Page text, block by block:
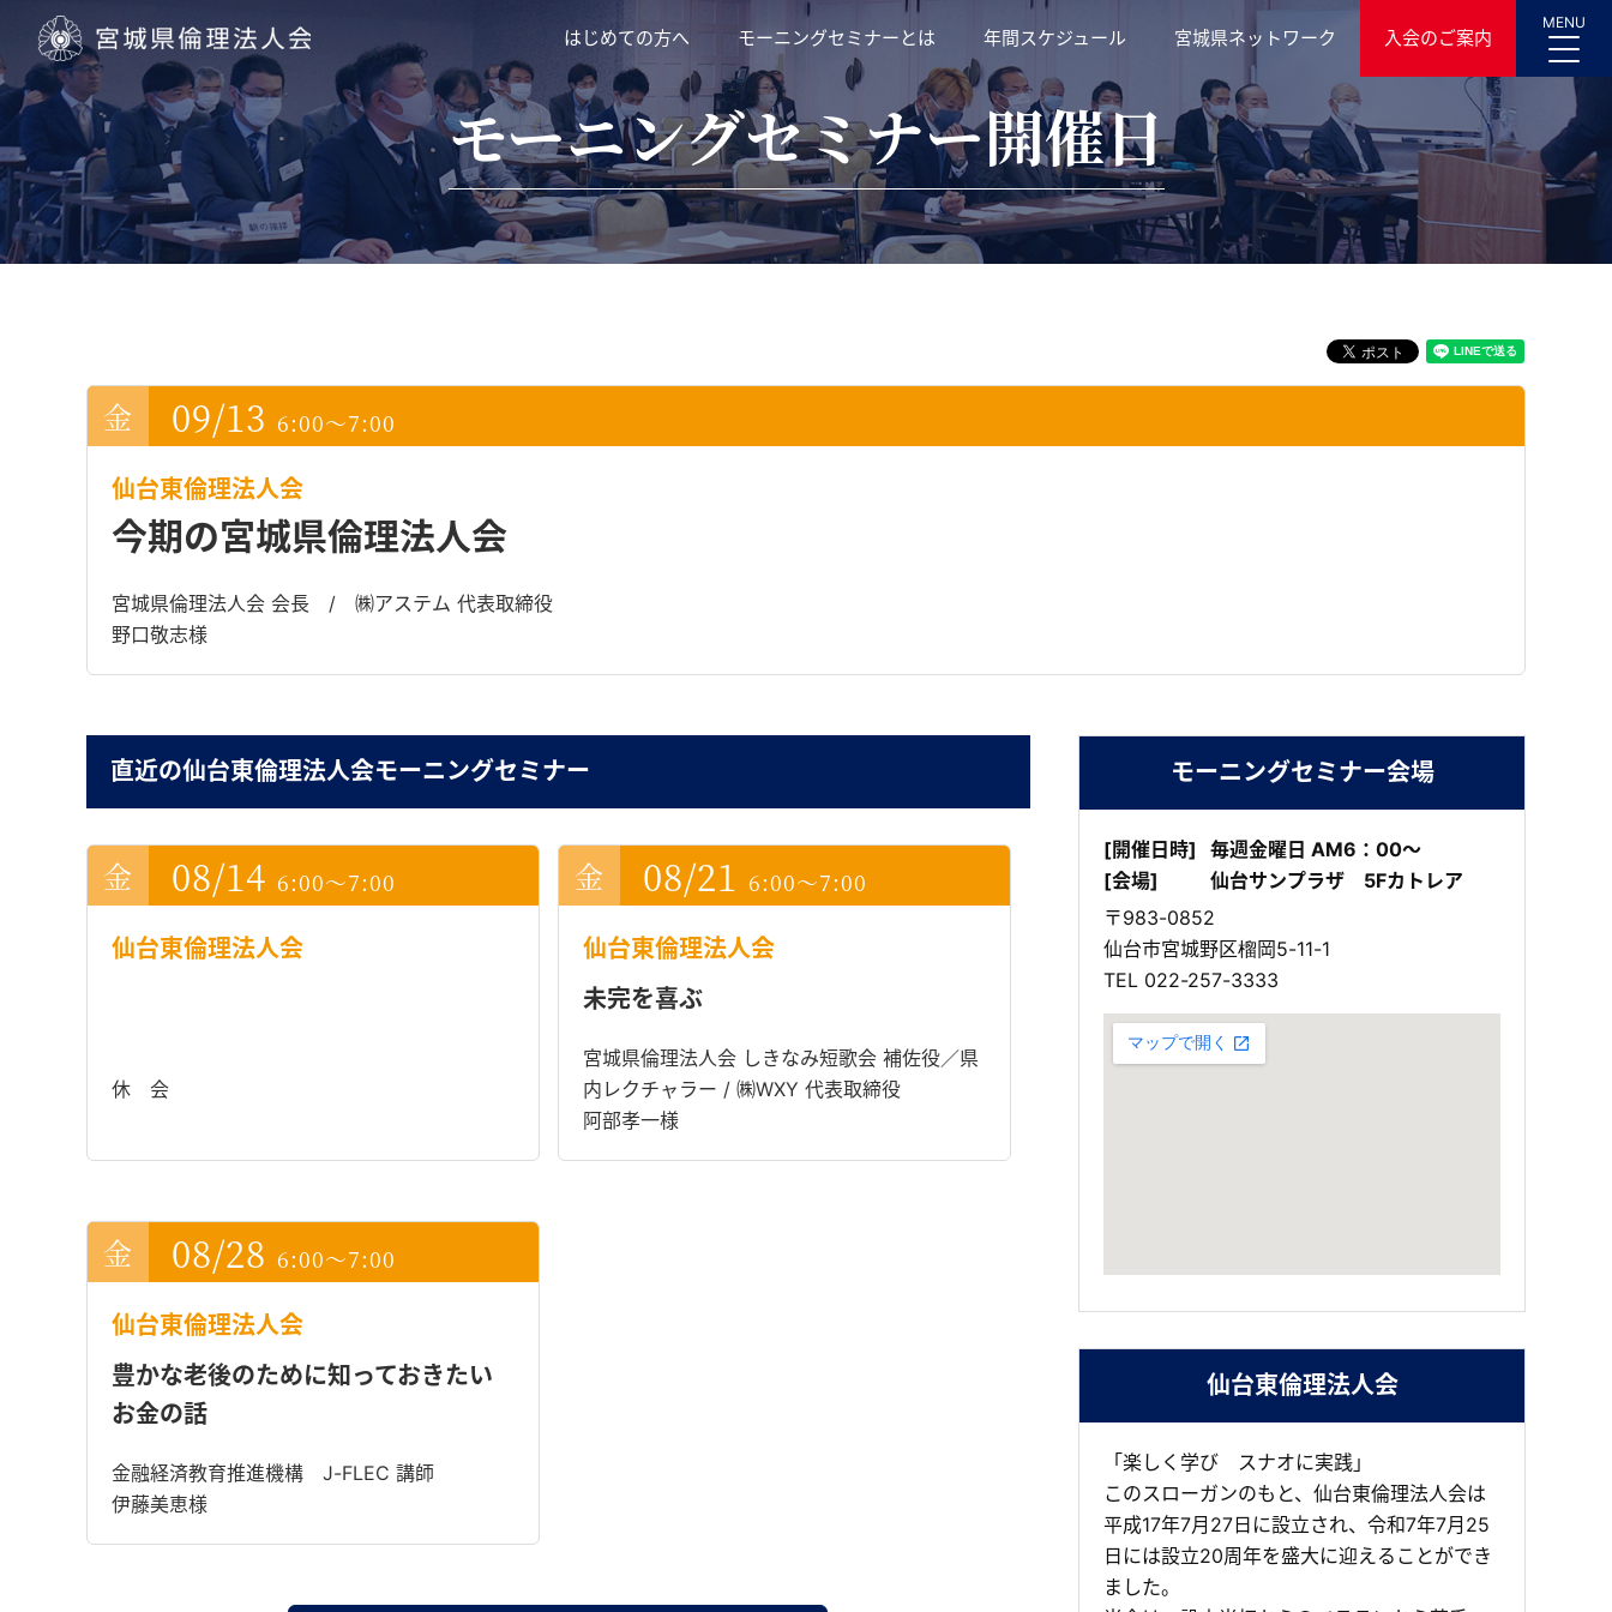
宮城県倫理法人会
はじめての方へ モーニングセミナーとは 年間スケジュール 宮城県ネットワーク 入会のご案内
MENU
モーニングセミナー開催日
09/13 6:00～7:00
仙台東倫理法人会
今期の宮城県倫理法人会
宮城県倫理法人会 会長 / ㈱アステム 代表取締役
野口敬志様
直近の仙台東倫理法人会モーニングセミナー
08/14 6:00～7:00
仙台東倫理法人会
休 会
08/216:00～7:00
仙台東倫理法人会
未完を喜ぶ
宮城県倫理法人会 しきなみ短歌会 補佐役／県
内レクチャラー / ㈱WXY 代表取締役
阿部孝一様
08/28 6:00～7:00
仙台東倫理法人会
豊かな老後のために知っておきたい
お金の話
金融経済教育推進機構 J-FLEC 講師
伊藤美恵様
モーニングセミナー会場
[開催日時]
毎週金曜日 AM6：00～
[会場]
仙台サンプラザ 5Fカトレア
〒983-0852
仙台市宮城野区榴岡5-11-1
TEL 022-257-3333
仙台東倫理法人会
「楽しく学び スナオに実践」
このスローガンのもと、仙台東倫理法人会は
平成17年7月27日に設立され、令和7年7月25
日には設立20周年を盛大に迎えることができ
ました。